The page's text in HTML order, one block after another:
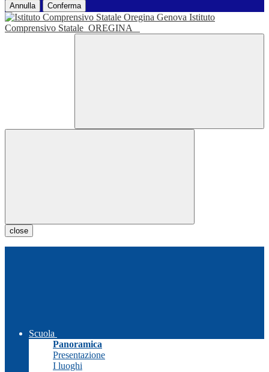
Annulla Conferma
Istituto
Comprensivo Statale OREGINA
close
Scuola
Panoramica
Presentazione
I luoghi